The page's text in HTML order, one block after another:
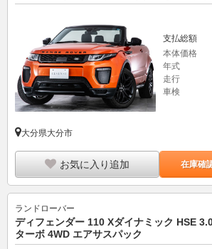
支払総額
本体価格
年式
走行
車検
大分県大分市
お気に入り追加 在庫確
ランドローバー
ディフェンダー 110 Xダイナミック HSE
ターボ 4WD エアサスパック